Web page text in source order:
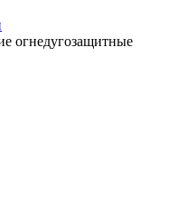
огнедугозащитные